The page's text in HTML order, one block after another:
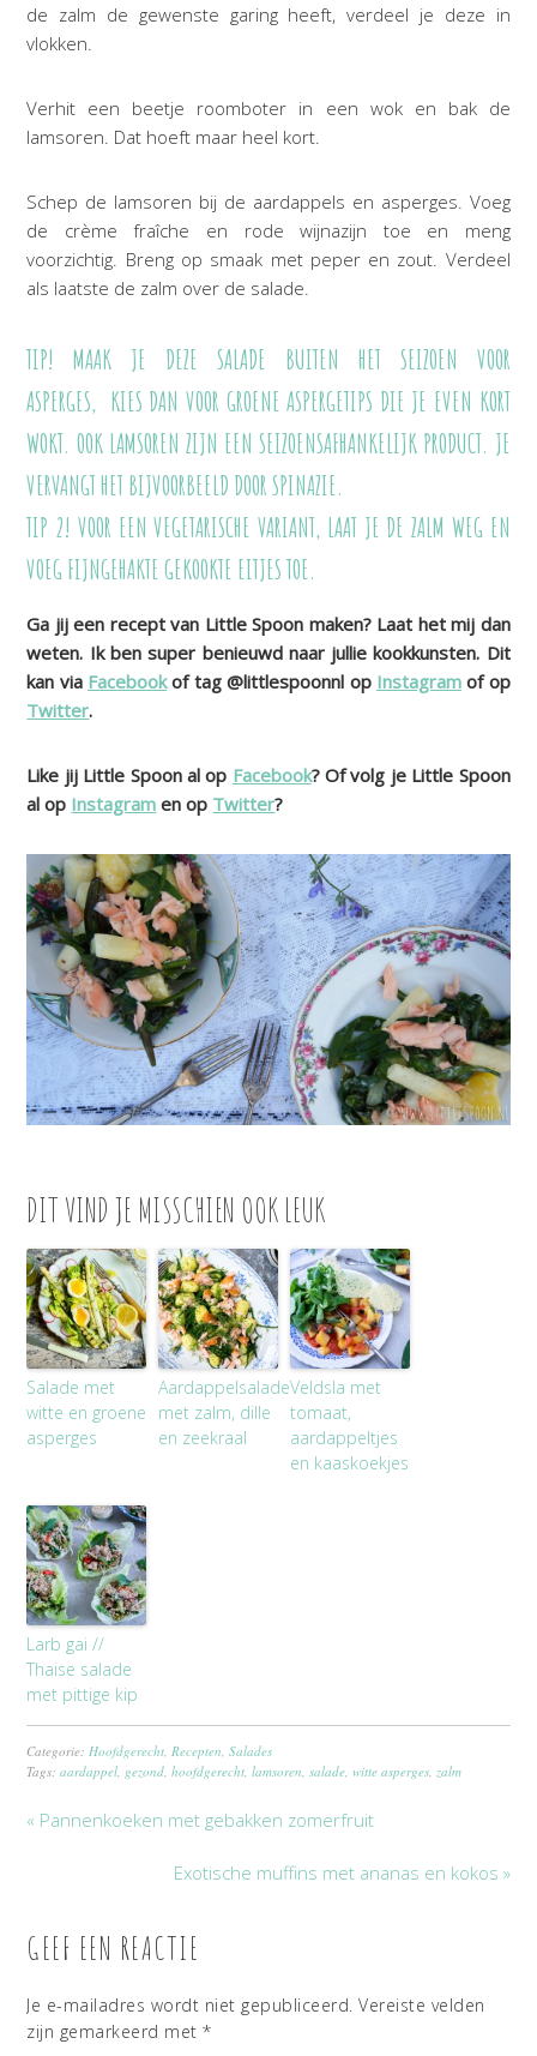
de zalm de gewenste garing heeft, verdeel je deze in
vlokken.
Verhit een beetje roomboter in een wok en bak de
lamsoren. Dat hoeft maar heel kort.
Schep de lamsoren bij de aardappels en asperges. Voeg
de crème fraîche en rode wijnazijn toe en meng
voorzichtig. Breng op smaak met peper en zout. Verdeel
als laatste de zalm over de salade.
TIP! MAAK JE DEZE SALADE BUITEN HET SEIZOEN VOOR
ASPERGES, KIES DAN VOOR GROENE ASPERGETIPS DIE JE EVEN KORT
WOKT. OOK LAMSOREN ZIJN EEN SEIZOENSAFHANKELIJK PRODUCT. JE
VERVANGT HET BIJVOORBEELD DOOR SPINAZIE.
TIP 2! VOOR EEN VEGETARISCHE VARIANT, LAAT JE DE ZALM WEG EN
VOEG FIJNGEHAKTE GEKOOKTE EITJES TOE.
Ga jij een recept van Little Spoon maken? Laat het mij dan
weten. Ik ben super benieuwd naar jullie kookkunsten. Dit
kan via Facebookof tag @littlespoonnl op Instagramof op
Twitter.
Like jij Little Spoon al op Facebook? Of volg je Little Spoon
al op Instagram en op Twitter?
DIT VIND JE MISSCHIEN OOK LEUK
Salade met
witte en groene
asperges
Aardappelsalade
met zalm, dille
en zeekraal
Veldsla met
tomaat,
aardappeltjes
en kaaskoekjes
Larb gai //
Thaise salade
met pittige kip
Categorie:Hoofdgerecht,Recepten,Salades
Tags:aardappel, gezond,hoofdgerecht,lamsoren,salade,witte asperges,zalm
« Pannenkoeken met gebakken zomerfruit
Exotische muffins met ananas en kokos »
GEEF EEN REACTIE
Je e-mailadres wordt niet gepubliceerd. Vereiste velden
zijn gemarkeerd met*